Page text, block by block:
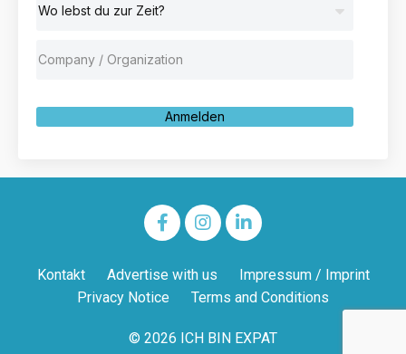
Anmelden
Kontakt Advertise with us
Impressum / Imprint
Privacy Notice
Terms and Conditions
© 2026 ICH BIN EXPAT